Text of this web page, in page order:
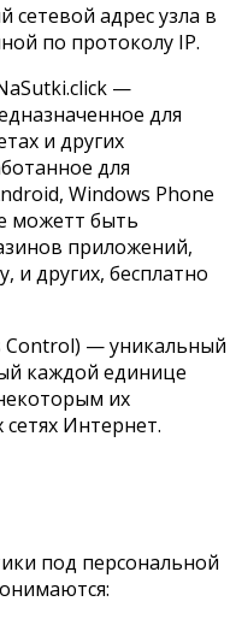
сетевой адрес узла в
по протоколу IP.
—
для
и других
для
Windows Phone
можетт быть
приложений,
и других, бесплатно
Control) — уникальный
каждой единице
их
Интернет.
под персональной